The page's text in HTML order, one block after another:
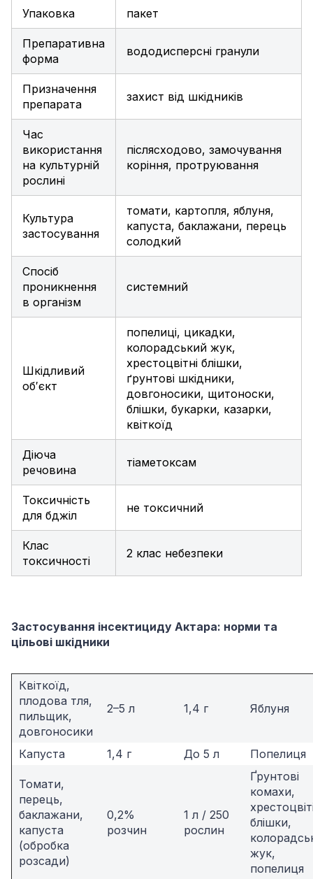
Упаковка пакет
Препаративна
форма
вододисперсні гранули
Призначення
препарата
захист від шкідників
Час
використання
на культурній
рослині
післясходово, замочування
коріння, протруювання
Культура
застосування
томати, картопля, яблуня,
капуста, баклажани, перець
солодкий
Спосіб
проникнення
в організм
системний
Шкідливий
об′єкт
попелиці, цикадки,
колорадський жук,
хрестоцвітні блішки,
ґрунтові шкідники,
довгоносики, щитоноски,
блішки, букарки, казарки,
квіткоїд
Діюча
речовина
тіаметоксам
Токсичність
для бджіл
не токсичний
Клас
токсичності
2 клас небезпеки
Застосування інсектициду Актара: норми та
цільові шкідники
Квіткоїд,
плодова тля,
пильщик,
довгоносики
2–5 л 1,4 г Яблуня
Капуста 1,4 г До 5 л Попелиця
Томати,
перець,
баклажани,
капуста
(обробка
розсади)
0,2%
розчин
1 л / 250
рослин
Ґрунтові
комахи,
блішки,
жук,
попелиця